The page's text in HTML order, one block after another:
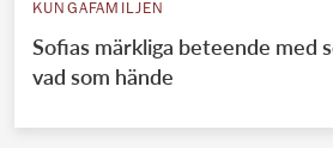
KUNGAFAMILJEN
Sofias märkliga beteende med
vad som hände